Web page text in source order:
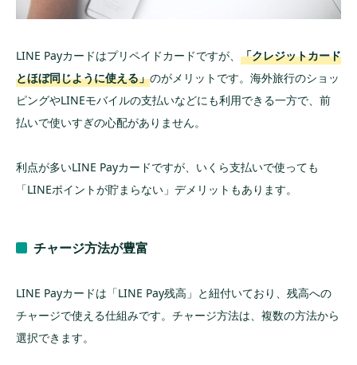
LINE Payカードはプリペイドカードですが、 「クレジットカード
とほぼ同じように使える」のがメリットです。海外旅行のショッ
ピングやLINEモバイルの支払いなどにも利用できる一方で、前
払いで使いすぎの心配がありません。
利点が多いLINE Payカードですが、いくら支払いで使っても
「LINEポイントが貯まらない」デメリットもあります。
チャージ方法が豊富
LINE Payカードは「LINE Pay残高」と紐付いており、残高への
チャージで使える仕組みです。チャージ方法は、複数の方法から
選択できます。